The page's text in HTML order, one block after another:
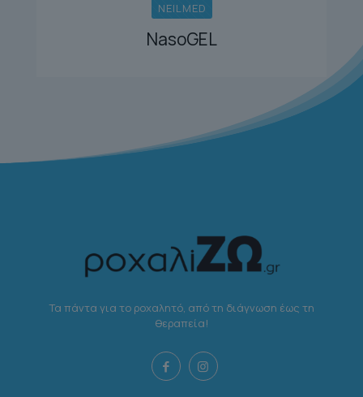
NEILMED
NasoGEL
Τα πάντα για το ροχαλητό, από τη διάγνωση έως τη
θεραπεία!